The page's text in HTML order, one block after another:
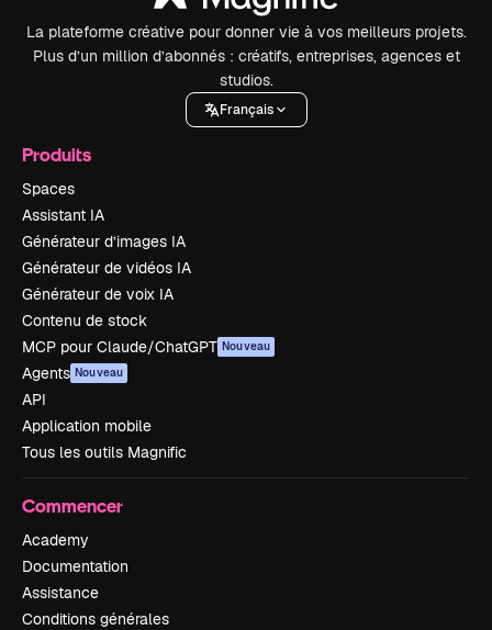
La plateforme créative pour donner vie à vos meilleurs projets.
Plus d’un million d’abonnés : créatifs, entreprises, agences et
studios.
Français
Produits
Spaces
Assistant IA
Générateur d’images IA
Générateur de vidéos IA
Générateur de voix IA
Contenu de stock
MCP pour Claude/ChatGPT Nouveau
Agents Nouveau
API
Application mobile
Tous les outils Magnific
Commencer
Academy
Documentation
Assistance
Conditions générales